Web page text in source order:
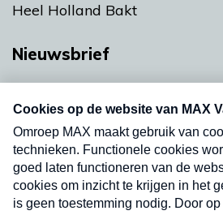
Heel Holland Bakt
Nieuwsbrief
nieuwsbrief. Elke vrijdag- en
uw mailbox.